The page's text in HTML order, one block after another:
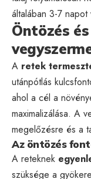
általában 3-7
Öntözés
A retek
utánpótlás
ahol a cél a
maximalizálása. A
megelőzésre és a
Az öntözés
A reteknek
szüksége a